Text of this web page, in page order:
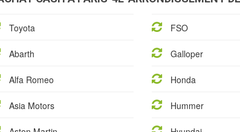
Toyota
Abarth
Alfa Romeo
Asia Motors
FSO
Galloper
Honda
Hummer